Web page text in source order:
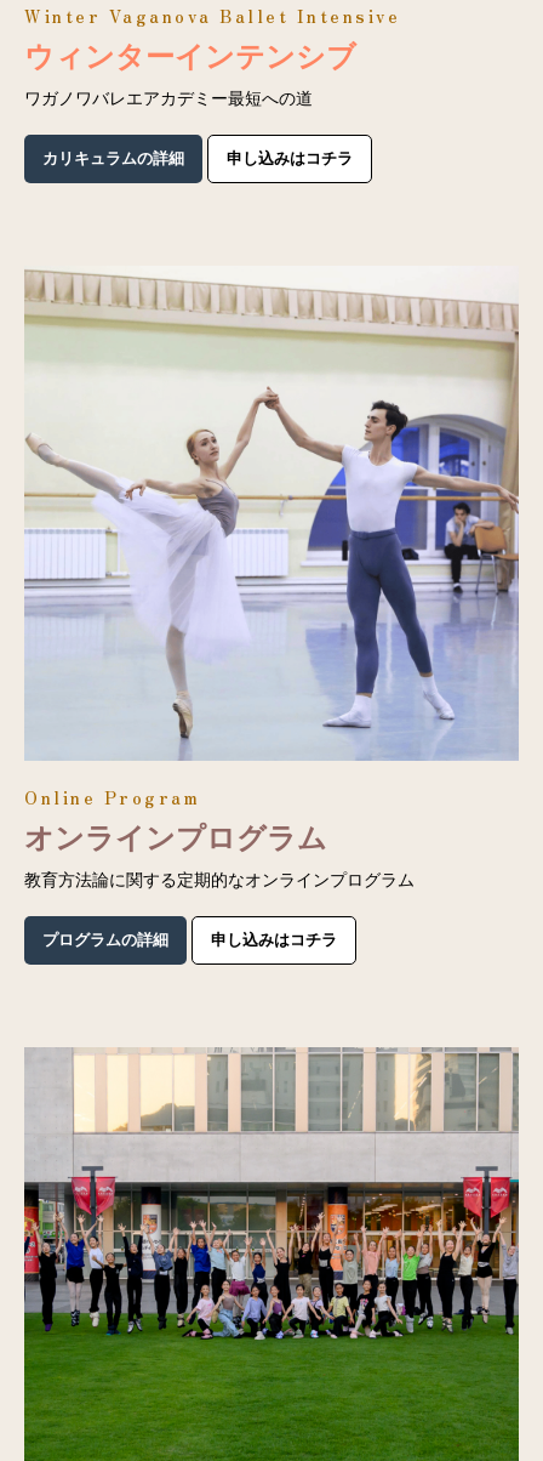
Winter Vaganova Ballet Intensive
ウィンターインテンシブ
ワガノワバレエアカデミー最短への道
カリキュラムの詳細 申し込みはコチラ
Online Program
オンラインプログラム
教育方法論に関する定期的なオンラインプログラム
プログラムの詳細 申し込みはコチラ